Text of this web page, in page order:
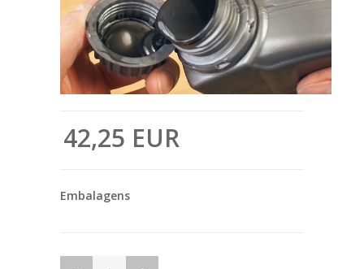
42,25 EUR
Embalagens